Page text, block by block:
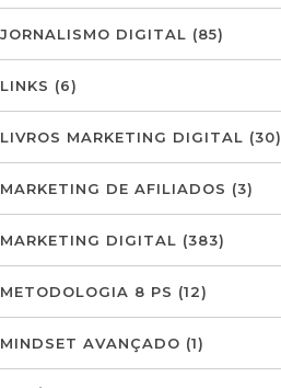
JORNALISMO DIGITAL (85)
LINKS (6)
LIVROS MARKETING DIGITAL (30)
MARKETING DE AFILIADOS (3)
MARKETING DIGITAL (383)
METODOLOGIA 8 PS (12)
MINDSET AVANÇADO (1)